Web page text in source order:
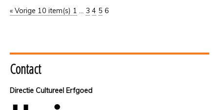
« Vorige 10 item(s) 1 ... 3 4 5 6
Contact
Directie Cultureel Erfgoed